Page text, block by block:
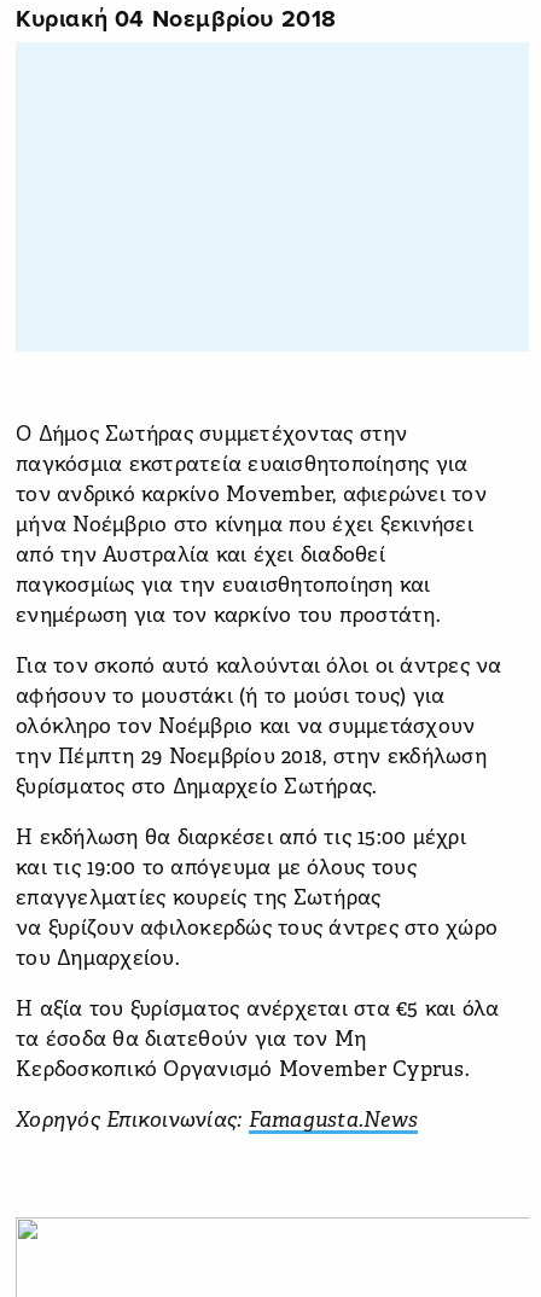
Κυριακή 04 Νοεμβρίου 2018
Ο Δήμος Σωτήρας συμμετέχοντας στην
παγκόσμια εκστρατεία ευαισθητοποίησης για
τον ανδρικό καρκίνο Movember, αφιερώνει τον
μήνα Νοέμβριο στο κίνημα που έχει ξεκινήσει
από την Αυστραλία και έχει διαδοθεί
παγκοσμίως για την ευαισθητοποίηση και
ενημέρωση για τον καρκίνο του προστάτη.
Για τον σκοπό αυτό καλούνται όλοι οι άντρες να
αφήσουν το μουστάκι (ή το μούσι τους) για
ολόκληρο τον Νοέμβριο και να συμμετάσχουν
την Πέμπτη 29 Νοεμβρίου 2018, στην εκδήλωση
ξυρίσματος στο Δημαρχείο Σωτήρας.
Η εκδήλωση θα διαρκέσει από τις 15:00 μέχρι
και τις 19:00 το απόγευμα με όλους τους
επαγγελματίες κουρείς της Σωτήρας
να ξυρίζουν αφιλοκερδώς τους άντρες στο χώρο
του Δημαρχείου.
Η αξία του ξυρίσματος ανέρχεται στα €5 και όλα
τα έσοδα θα διατεθούν για τον Μη
Κερδοσκοπικό Οργανισμό Movember Cyprus.
Χορηγός Επικοινωνίας: Famagusta.News